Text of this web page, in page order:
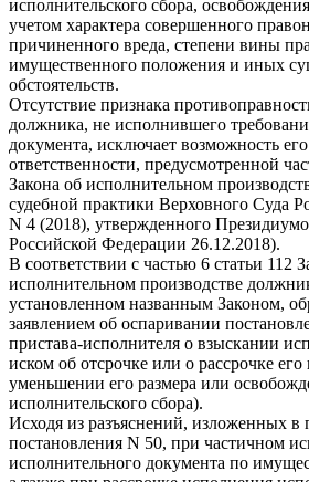
исполнительского сбора,
учетом характера совершенного
причиненного вреда, степени вины
имущественного положения и иных
обстоятельств.
Отсутствие признака
должника, не исполнившего
документа, исключает возможность
ответственности, предусмотренной
Закона об исполнительном
судебной практики Верховного Суда
N 4 (2018), утвержденного
Российской Федерации 26.12.2018).
В соответствии с частью 6 статьи 112
исполнительном производстве
установленном названным Законом,
заявлением об оспаривании
пристава-исполнителя о взыскании
иском об отсрочке или о рассрочке
уменьшении его размера или
исполнительского сбора).
Исходя из разъяснений, изложенных в
постановления N 50, при частичном
исполнительного документа по